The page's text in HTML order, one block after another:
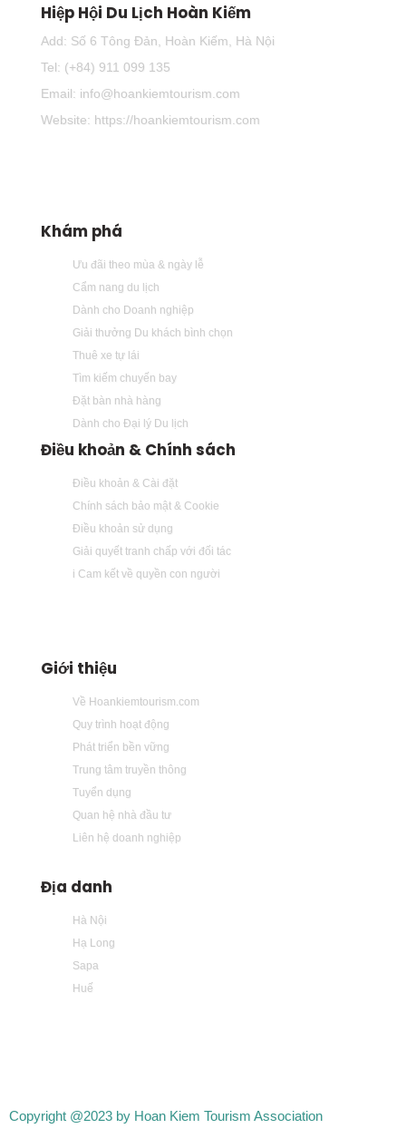
Hiệp Hội Du Lịch Hoàn Kiếm
Add: Số 6 Tông Đản, Hoàn Kiếm, Hà Nội
Tel: (+84) 911 099 135
Email: info@hoankiemtourism.com
Website: https://hoankiemtourism.com
Khám phá
Ưu đãi theo mùa & ngày lễ
Cẩm nang du lịch
Dành cho Doanh nghiệp
Giải thưởng Du khách bình chọn
Thuê xe tự lái
Tìm kiếm chuyến bay
Đặt bàn nhà hàng
Dành cho Đại lý Du lịch
Điều khoản & Chính sách
Điều khoản & Cài đặt
Chính sách bảo mật & Cookie
Điều khoản sử dụng
Giải quyết tranh chấp với đối tác
i Cam kết về quyền con người
Giới thiệu
Về Hoankiemtourism.com
Quy trình hoạt động
Phát triển bền vững
Trung tâm truyền thông
Tuyển dụng
Quan hệ nhà đầu tư
Liên hệ doanh nghiệp
Địa danh
Hà Nội
Hạ Long
Sapa
Huế
Copyright @2023 by Hoan Kiem Tourism Association